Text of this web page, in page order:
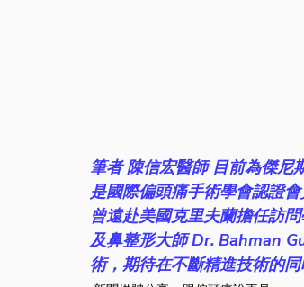
筆者 陳信宏醫師 目前為傑尼
是國際偏頭痛手術學會認證
曾遠赴美國克里夫蘭擔任訪
及鼻整形大師 Dr. Bahman
術，期待在不斷精進技術的